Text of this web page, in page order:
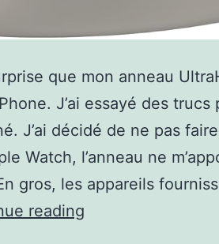
que mon anneau
J’ai essayé des trucs
J’ai décidé de ne pas
Watch, l’anneau ne
gros, les appareils
reading